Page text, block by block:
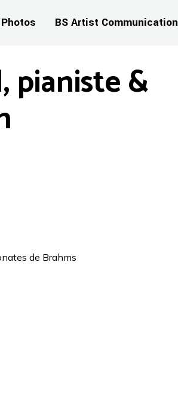
Photos BS Artist Communication
pianiste &
de Brahms